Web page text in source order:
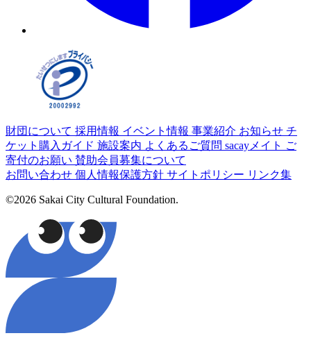
財団について 採用情報 イベント情報 事業紹介 お知らせ チ
ケット購入ガイド 施設案内 よくあるご質問 sacayメイト ご
寄付のお願い 賛助会員募集について
お問い合わせ 個人情報保護方針 サイトポリシー リンク集
©2026 Sakai City Cultural Foundation.